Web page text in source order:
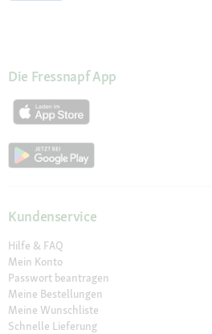
Die Fressnapf App
Kundenservice
Hilfe & FAQ
Mein Konto
Passwort beantragen
Meine Bestellungen
Meine Wunschliste
Schnelle Lieferung